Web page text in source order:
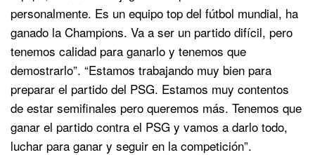
personalmente. Es un equipo top del fútbol mundial, ha
ganado la Champions. Va a ser un partido difícil, pero
tenemos calidad para ganarlo y tenemos que
demostrarlo”. “Estamos trabajando muy bien para
preparar el partido del PSG. Estamos muy contentos
de estar semifinales pero queremos más. Tenemos que
ganar el partido contra el PSG y vamos a darlo todo,
luchar para ganar y seguir en la competición”.